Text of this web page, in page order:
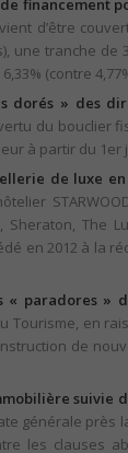
financement
d’être
une tranche
(contre
dorés » des
du bouclier
à partir du 1er
de luxe en
The
en 2012 à la
« paradores »
Tourisme, en
de
suivie
générale près
les clauses